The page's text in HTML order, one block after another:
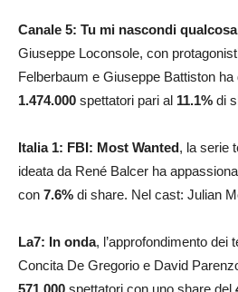
Canale 5: Tu mi nascondi qualcosa
Giuseppe Loconsole, con
Felberbaum e Giuseppe Battiston ha
1.474.000 spettatori pari al 11.1% di
Italia 1: FBI: Most Wanted, la serie
ideata da René Balcer ha
con 7.6% di share. Nel cast: Julian
La7: In onda, l’approfondimento dei
Concita De Gregorio e David
571.000 spettatori con uno share del